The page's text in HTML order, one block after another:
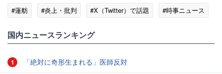
#蓮舫
#炎上・批判 #X（Twitter）で話題 #時事ニュース
国内ニュースランキング
1 「絶対に奇形生まれる」医師反対